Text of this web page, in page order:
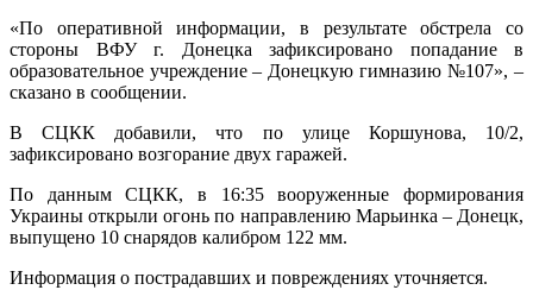
«По оперативной информации, в результате обстрела со
стороны ВФУ г. Донецка зафиксировано попадание в
образовательное учреждение – Донецкую гимназию №107», –
сказано в сообщении.
В СЦКК добавили, что по улице Коршунова, 10/2,
зафиксировано возгорание двух гаражей.
По данным СЦКК, в 16:35 вооруженные формирования
Украины открыли огонь по направлению Марьинка – Донецк,
выпущено 10 снарядов калибром 122 мм.
Информация о пострадавших и повреждениях уточняется.